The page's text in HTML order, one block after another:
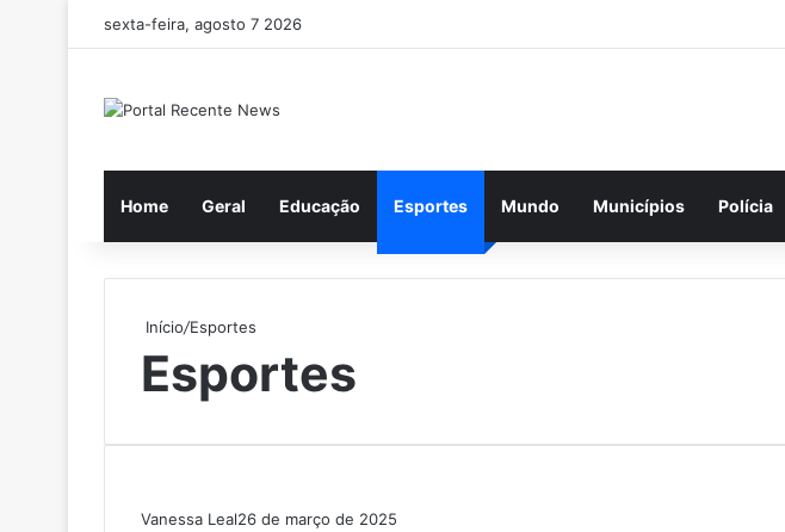
sexta-feira, agosto 7 2026
Home Geral Educação Esportes Mundo Municípios Polícia
Início/Esportes
Esportes
Vanessa Leal26 de março de 2025